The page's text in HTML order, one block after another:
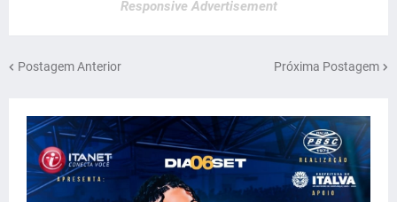
Responsive Advertisement
Postagem Anterior Próxima Postagem